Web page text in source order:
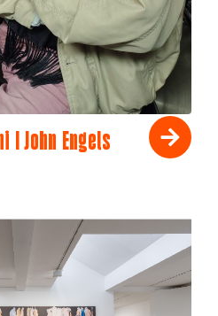
I John Engels